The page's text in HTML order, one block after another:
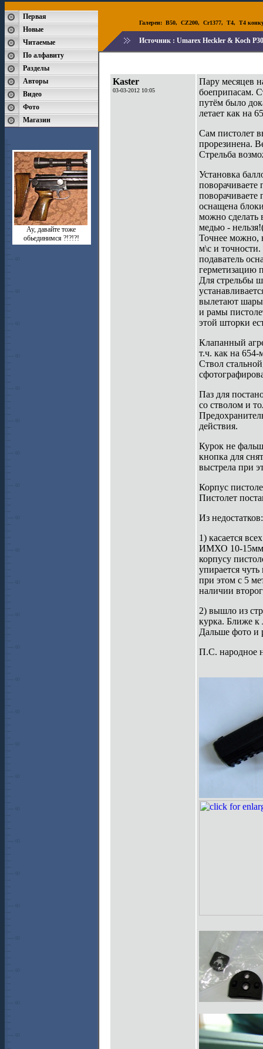
Первая
Новые
Читаемые
По алфавиту
Разделы
Авторы
Видео
Фото
Магазин
Ау, давайте тоже
обьединимся ?!?!?!
Галереи: B50, CZ200, Cr1377, T4, T4
Источник : Umarex Heckler & Koch
Kaster
03-03-2012 10:05
Пару месяцев
боеприпасам.
путём было
летает как на
Сам пистолет
прорезинена.
Стрельба
Установка
поворачиваете
оснащена
можно сделать
медью -
Точнее можно,
м\с и точности.
подаватель
герметизацию
Для стрельбы
вылетают
и рамы
этой шторки
Клапанный
т.ч. как на 654-
Ствол
Паз для
со стволом и
действия.
Курок не
кнопка для
выстрела при
Корпус
Пистолет
Из недостатков:
1) касается
ИМХО 10-15мм.
корпусу
упирается
при этом с 5
наличии
2) вышло из
курка. Ближе к
Дальше фото и
П.С. народное